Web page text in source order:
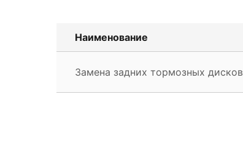
Наименование
Замена задних тормозных дисков